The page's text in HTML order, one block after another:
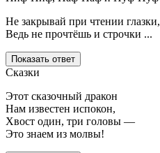
Не закрывай при чтении глазки,
Ведь не прочтёшь и строчки ...
Показать ответ
Сказки
Этот сказочный дракон
Нам известен испокон,
Хвост один, три головы —
Это знаем из молвы!